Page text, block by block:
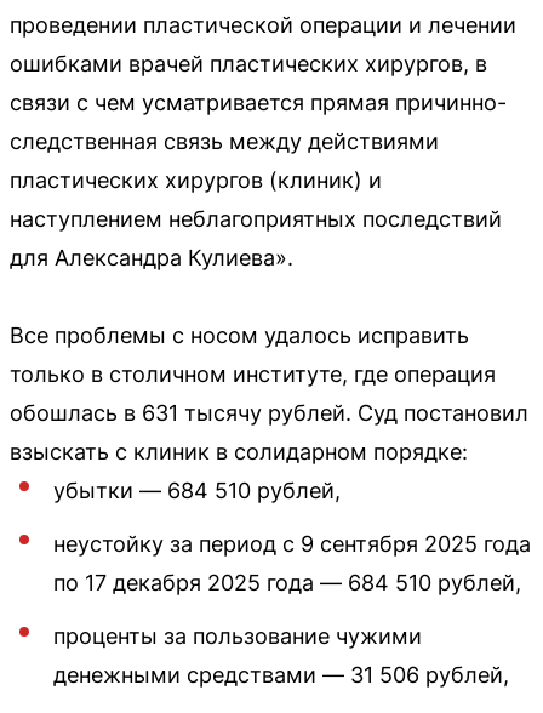
проведении пластической операции и лечении
ошибками врачей пластических хирургов, в
связи с чем усматривается прямая причинно-
следственная связь между действиями
пластических хирургов (клиник) и
наступлением неблагоприятных последствий
для Александра Кулиева».
Все проблемы с носом удалось исправить
только в столичном институте, где операция
обошлась в 631 тысячу рублей. Суд постановил
взыскать с клиник в солидарном порядке:
убытки — 684 510 рублей,
неустойку за период с 9 сентября 2025 года
по 17 декабря 2025 года — 684 510 рублей,
проценты за пользование чужими
денежными средствами — 31 506 рублей,